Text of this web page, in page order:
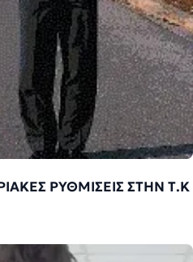
ΡΥΘΜΙΣΕΙΣ ΣΤΗΝ Τ.Κ